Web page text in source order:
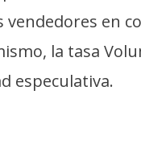
en
la tasa
especulativa.